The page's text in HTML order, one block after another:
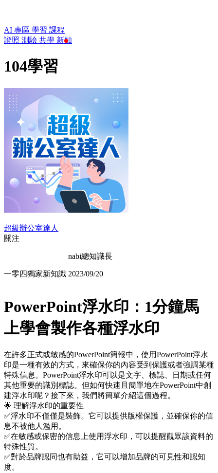
AI 專區 學習 課程
證照 測驗 共學 新知
104學習
超級辦公室達人
關注
一零四獨家新知識
nabi總知識長
2023/09/20
PowerPoint浮水印：1分鐘馬
上學會製作各種浮水印
在許多正式或敏感的PowerPoint簡報中，使用PowerPoint浮水
印是一種有效的方式，來確保你的內容受到保護或者強調某種
特殊信息。PowerPoint浮水印可以是文字、標誌、日期或任何
其他重要的識別標誌。但如何快速且簡單地在PowerPoint中創
建浮水印呢？接下來，我們將簡單介紹這個過程。
🌟 理解浮水印的重要性
✅浮水印不僅僅是裝飾。它可以提供版權保護，並確保你的信
息不被他人濫用。
✅在敏感或保密的信息上使用浮水印，可以提醒觀眾該資料的
特殊性質。
✅對於品牌認同也有助益，它可以增加品牌的可見性和認知
度。